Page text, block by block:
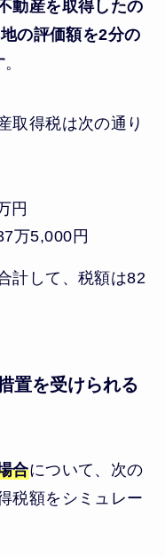
動産を取得したの
の評価額を2分の
。
取得税は次の通り
円
万5,000円
計して、税額は82
置を受けられる
合について、次の
税額をシミュレー